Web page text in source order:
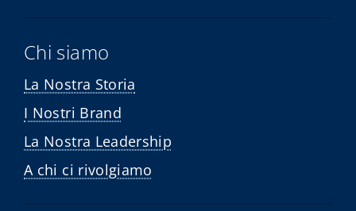
Chi siamo
La Nostra Storia
I Nostri Brand
La Nostra Leadership
A chi ci rivolgiamo